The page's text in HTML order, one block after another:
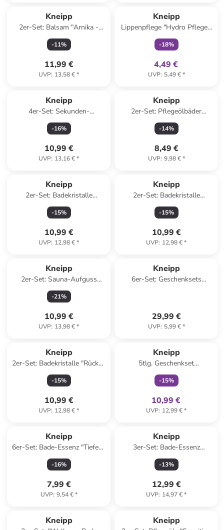
Kneipp
2er-Set: Balsam "Arnika -
Wärmend", je 100 ml
-11%
11,99 €
UVP: 13,58 €*
Kneipp
Lippenpflege "Hydro Pflege",
4,7 g
-18%
4,49 €
UVP: 5,49 €*
Kneipp
4er-Set: Sekunden-
Handcreme, je 75 ml
-16%
10,99 €
UVP: 13,16 €*
Kneipp
2er-Set: Pflegeölbäder
"Mandelblüten Hautzart", je
100 ml
-14%
8,49 €
UVP: 9,98 €*
Kneipp
2er-Set: Badekristalle
"Erkältungszeit", je 600 g
-15%
10,99 €
UVP: 12,98 €*
Kneipp
2er-Set: Badekristalle
"Tiefenentspannung", je 600 g
-15%
10,99 €
UVP: 12,98 €*
Kneipp
2er-Set: Sauna-Aufguss
"Lebensfreude", je 100 ml
-21%
10,99 €
UVP: 13,98 €*
Kneipp
6er-Set: Geschenksets
29,99 €
UVP: 5,99 €*
Kneipp
2er-Set: Badekristalle "Rücken
& Schulter", je 600 g
-15%
10,99 €
UVP: 12,98 €*
Kneipp
5tlg. Geschenkset
"Mandelblüten Hautzart
Collection"
-15%
10,99 €
UVP: 12,99 €*
Kneipp
6er-Set: Bade-Essenz "Tiefen-
Entspannung" - je 20 ml
-16%
7,99 €
UVP: 9,54 €*
Kneipp
3er-Set: Bade-Essenz
"Entspannung Pur", je 100 ml
-13%
12,99 €
UVP: 14,97 €*
Kneipp Kneipp